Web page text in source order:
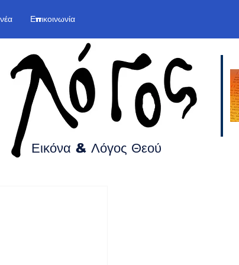
Επικοινωνία
Εικόνα & Λόγος Θεού